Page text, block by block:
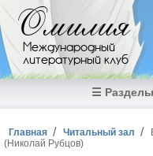
Перейти к основному
Омилия
Международный
литературный клуб
☰
Вы здесь
Главная Читальный зал
(Николай Рубцов)